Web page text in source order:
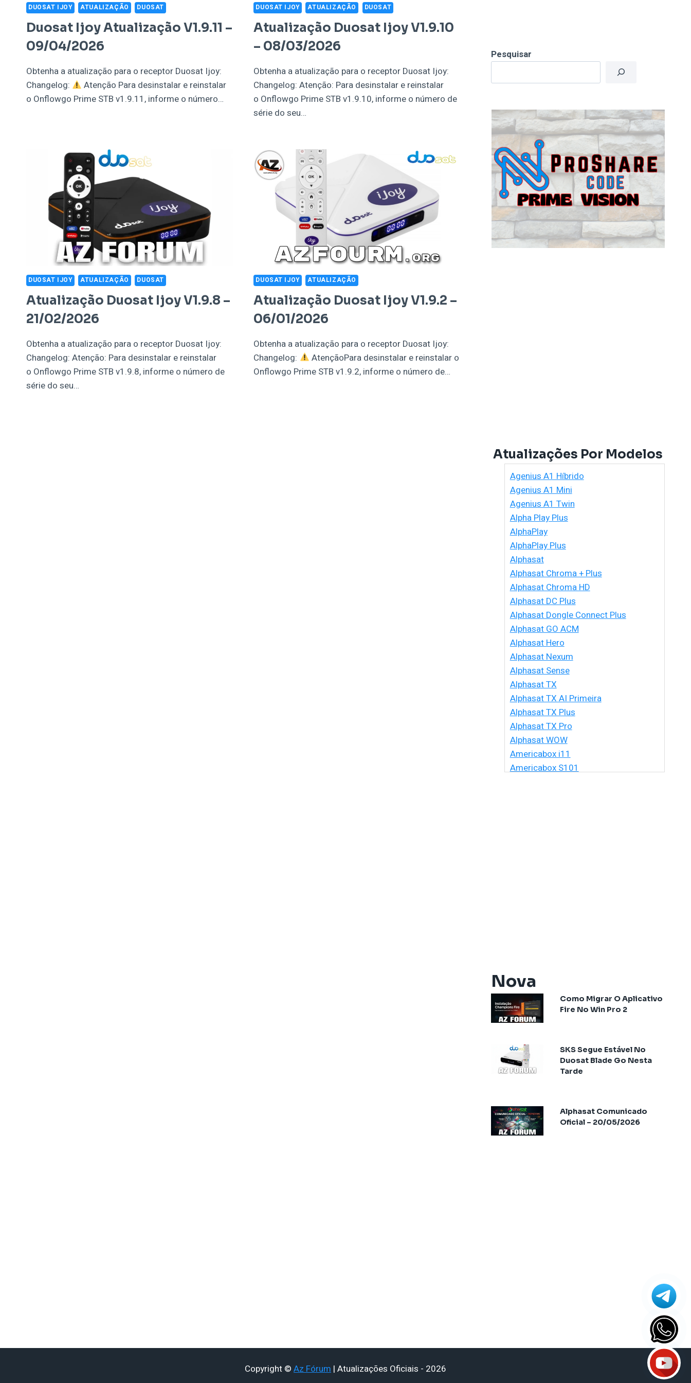
DUOSAT IJOY ATUALIZAÇÃO DUOSAT
Duosat Ijoy Atualização V1.9.11 –
09/04/2026
Obtenha a atualização para o receptor Duosat Ijoy:
Changelog:
Atenção Para desinstalar e reinstalar
o Onflowgo Prime STB v1.9.11, informe o número…
DUOSAT IJOY ATUALIZAÇÃO DUOSAT
Atualização Duosat Ijoy V1.9.10
– 08/03/2026
Obtenha a atualização para o receptor Duosat Ijoy:
Changelog: Atenção: Para desinstalar e reinstalar
o Onflowgo Prime STB v1.9.10, informe o número de
série do seu…
DUOSAT IJOY ATUALIZAÇÃO DUOSAT
Atualização Duosat Ijoy V1.9.8 –
21/02/2026
Obtenha a atualização para o receptor Duosat Ijoy:
Changelog: Atenção: Para desinstalar e reinstalar
o Onflowgo Prime STB v1.9.8, informe o número de
série do seu…
DUOSAT IJOY ATUALIZAÇÃO
Atualização Duosat Ijoy V1.9.2 –
06/01/2026
Obtenha a atualização para o receptor Duosat Ijoy:
Changelog:
AtençãoPara desinstalar e reinstalar o
Onflowgo Prime STB v1.9.2, informe o número de…
Pesquisar
Atualizações Por Modelos
Agenius A1 Híbrido
Agenius A1 Mini
Agenius A1 Twin
Alpha Play Plus
AlphaPlay
AlphaPlay Plus
Alphasat
Alphasat Chroma + Plus
Alphasat Chroma HD
Alphasat DC Plus
Alphasat Dongle Connect Plus
Alphasat GO ACM
Alphasat Hero
Alphasat Nexum
Alphasat Sense
Alphasat TX
Alphasat TX AI Primeira
Alphasat TX Plus
Alphasat TX Pro
Alphasat WOW
Americabox i11
Americabox S101
Athomics Aura
Athomics Connect
Athomics Eon
Athomics EX
Athomics i3
Athomics i3 Bold
Athomics Inspire Qi
Athomics Nomads
Athomics S3
Audisat K10 Plus
Nova
Como Migrar O Aplicativo
Fire No Win Pro 2
SKS Segue Estável No
Duosat Blade Go Nesta
Tarde
Alphasat Comunicado
Oficial – 20/05/2026
Copyright © Az Fórum | Atualizações Oficiais - 2026